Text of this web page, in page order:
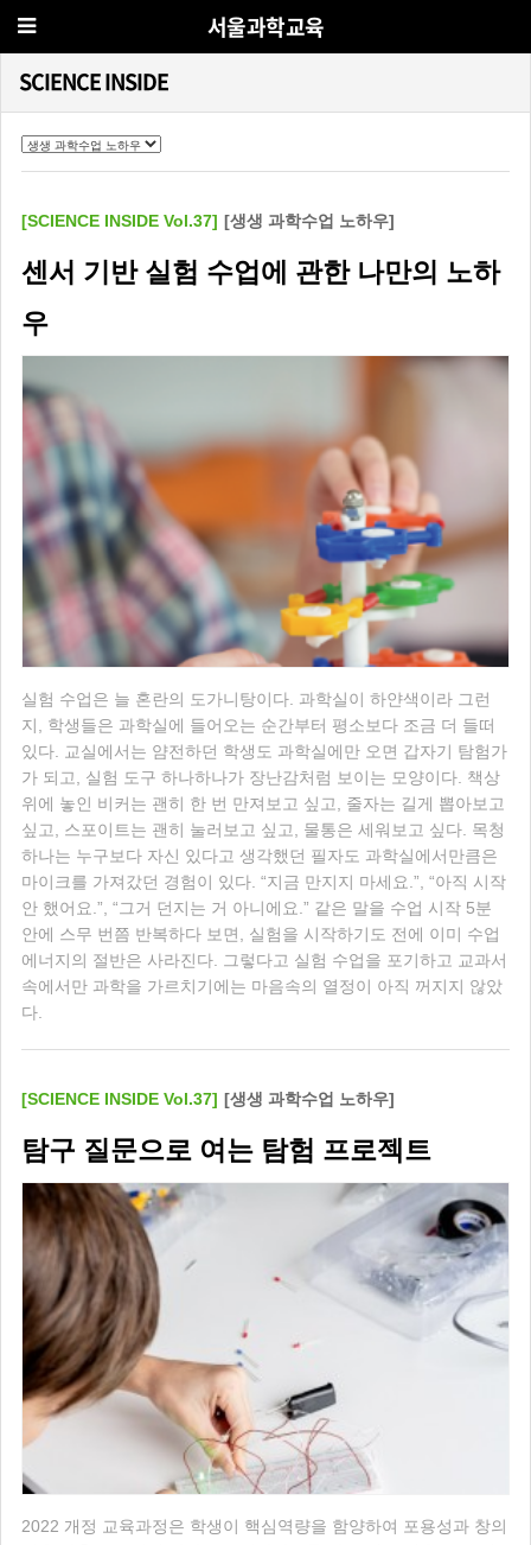
서울과학교육
SCIENCE INSIDE
[SCIENCE INSIDE Vol.37] [생생 과학수업 노하우]
센서 기반 실험 수업에 관한 나만의 노하
우
실험 수업은 늘 혼란의 도가니탕이다. 과학실이 하얀색이라 그런
지, 학생들은 과학실에 들어오는 순간부터 평소보다 조금 더 들떠
있다. 교실에서는 얌전하던 학생도 과학실에만 오면 갑자기 탐험가
가 되고, 실험 도구 하나하나가 장난감처럼 보이는 모양이다. 책상
위에 놓인 비커는 괜히 한 번 만져보고 싶고, 줄자는 길게 뽑아보고
싶고, 스포이트는 괜히 눌러보고 싶고, 물통은 세워보고 싶다. 목청
하나는 누구보다 자신 있다고 생각했던 필자도 과학실에서만큼은
마이크를 가져갔던 경험이 있다. “지금 만지지 마세요.”, “아직 시작
안 했어요.”, “그거 던지는 거 아니에요.” 같은 말을 수업 시작 5분
안에 스무 번쯤 반복하다 보면, 실험을 시작하기도 전에 이미 수업
에너지의 절반은 사라진다. 그렇다고 실험 수업을 포기하고 교과서
속에서만 과학을 가르치기에는 마음속의 열정이 아직 꺼지지 않았
다.
[SCIENCE INSIDE Vol.37] [생생 과학수업 노하우]
탐구 질문으로 여는 탐험 프로젝트
2022 개정 교육과정은 학생이 핵심역량을 함양하여 포용성과 창의